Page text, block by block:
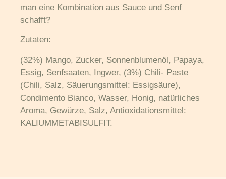
man eine Kombination aus Sauce und Senf
schafft?
Zutaten:
(32%) Mango, Zucker, Sonnenblumenöl, Papaya,
Essig, Senfsaaten, Ingwer, (3%) Chili- Paste
(Chili, Salz, Säuerungsmittel: Essigsäure),
Condimento Bianco, Wasser, Honig, natürliches
Aroma, Gewürze, Salz, Antioxidationsmittel:
KALIUMMETABISULFIT.